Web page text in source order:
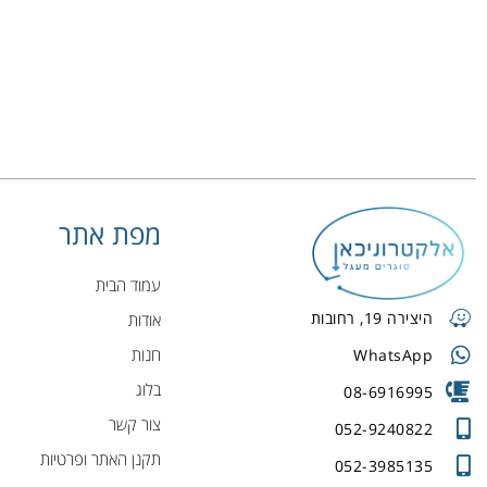
היצירה 19, רחובות
WhatsApp
08-6916995
052-9240822
052-3985135
מפת אתר
עמוד הבית
אודות
חנות
בלוג
צור קשר
תקנן האתר ופרטיות